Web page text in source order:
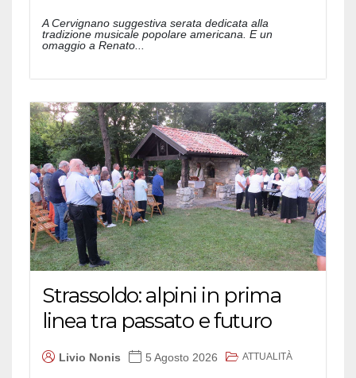
A Cervignano suggestiva serata dedicata alla
tradizione musicale popolare americana. E un
omaggio a Renato...
Strassoldo: alpini in prima
linea tra passato e futuro
Livio Nonis 5 Agosto 2026 ATTUALITÀ